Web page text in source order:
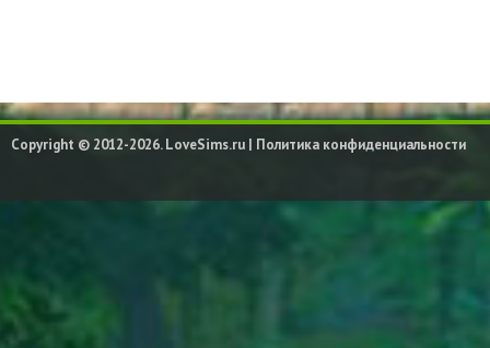
Copyright © 2012-2026. LoveSims.ru | Политика конфиденциальности